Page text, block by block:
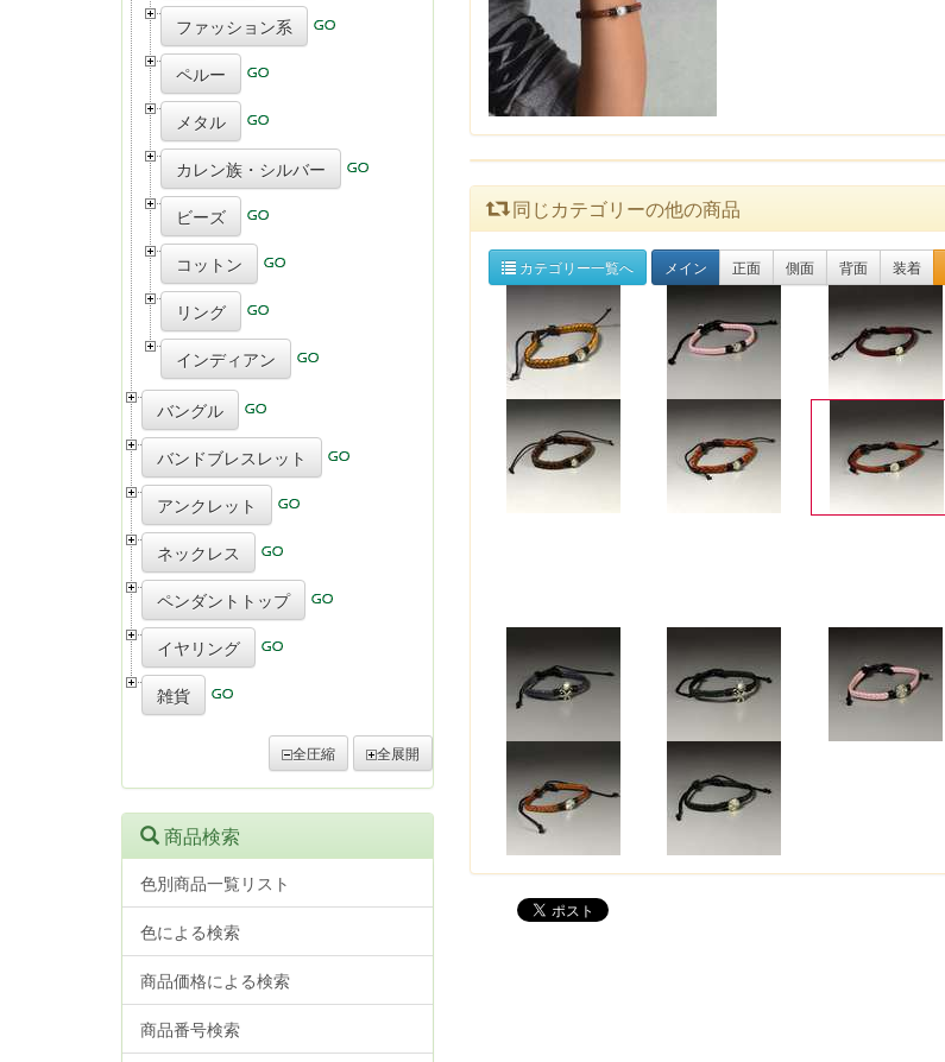
同じカテゴリーの他の商品
カテゴリー一覧へ メイン 正面 側面 背面 装着
ファッション系
ペルー
メタル
カレン族・シルバー
ビーズ
コットン
リング
インディアン
バングル
バンドブレスレット
アンクレット
ネックレス
ペンダントトップ
イヤリング
雑貨
全圧縮 全展開
商品検索
色別商品一覧リスト
色による検索
商品価格による検索
商品番号検索